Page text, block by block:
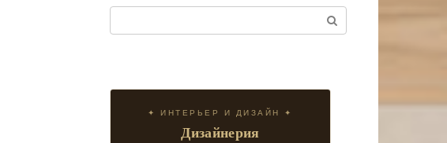
✦ ИНТЕРЬЕР И ДИЗАЙН ✦
Дизайнерия